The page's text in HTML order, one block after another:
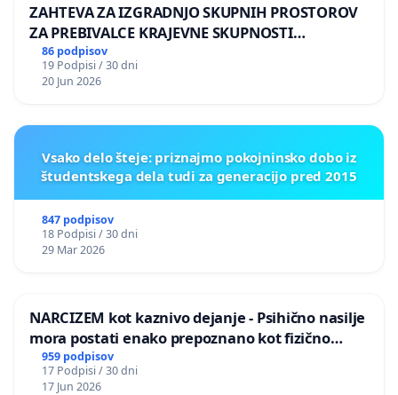
ZAHTEVA ZA IZGRADNJO SKUPNIH PROSTOROV
ZA PREBIVALCE KRAJEVNE SKUPNOSTI
PRESTRANEK
86 podpisov
19 Podpisi / 30 dni
20 Jun 2026
Vsako delo šteje: priznajmo pokojninsko dobo iz
študentskega dela tudi za generacijo pred 2015
847 podpisov
18 Podpisi / 30 dni
29 Mar 2026
NARCIZEM kot kaznivo dejanje - Psihično nasilje
mora postati enako prepoznano kot fizično
nasilje
959 podpisov
17 Podpisi / 30 dni
17 Jun 2026